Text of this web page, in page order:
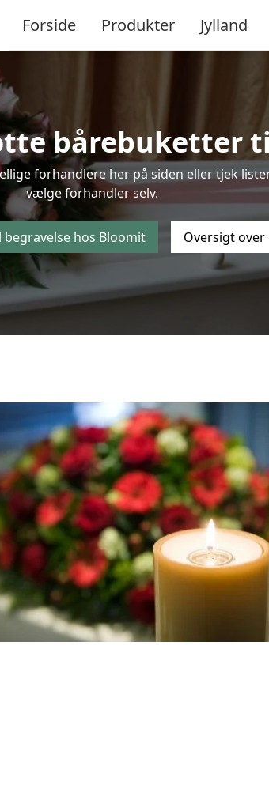
Forside Produkter Jylland
bårebuketter
forhandlere her på siden eller tjek
vælge forhandler selv.
hos Bloomit Oversigt